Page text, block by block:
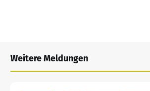
Weitere Meldungen